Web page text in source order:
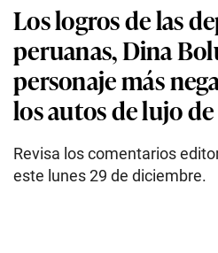
Los logros de las
peruanas, Dina
personaje más
los autos de lujo de
Revisa los comentarios
este lunes 29 de diciembre.